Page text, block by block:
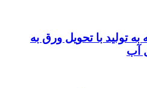
تولید با تحویل ورق به
آب